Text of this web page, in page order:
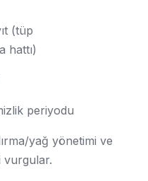
(tüp
hattı)
periyodu
yağ yönetimi ve
vurgular.